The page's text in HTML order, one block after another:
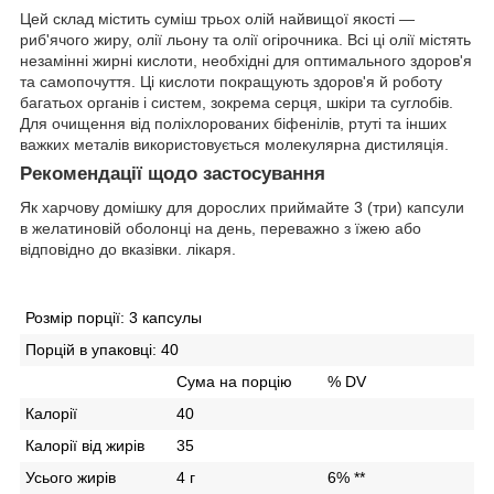
Цей склад містить суміш трьох олій найвищої якості —
риб'ячого жиру, олії льону та олії огірочника. Всі ці олії містять
незамінні жирні кислоти, необхідні для оптимального здоров'я
та самопочуття. Ці кислоти покращують здоров'я й роботу
багатьох органів і систем, зокрема серця, шкіри та суглобів.
Для очищення від поліхлорованих біфенілів, ртуті та інших
важких металів використовується молекулярна дистиляція.
Рекомендації щодо застосування
Як харчову домішку для дорослих приймайте 3 (три) капсули
в желатиновій оболонці на день, переважно з їжею або
відповідно до вказівки. лікаря.
Розмір порції: 3 капсулы
Порцій в упаковці: 40
Сума на порцію
% DV
Калорії
40
Калорії від жирів
35
Усього жирів
4 г
6% **